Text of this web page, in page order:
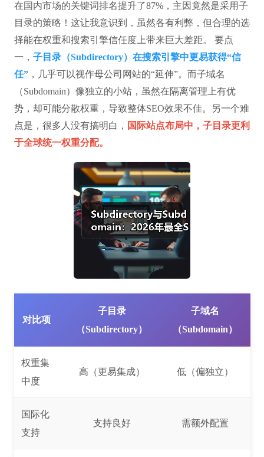
在国内市场的关键词排名提升了87%，主因竟然是采用子
目录的策略！这让我意识到，虽然各有利弊，但合理的选
择能在权重和搜索引擎信任度上带来巨大差距。 要点
一， 子目录（Subdirectory）在搜索引擎中更易获得“信
任”，几乎可以视作母公司网站的“延伸”。而子域名
（Subdomain）像独立的小站，虽然在隔离管理上有优
势，却可能分散权重，导致整体SEO效果不佳。另一个难
点是，很多人没有搞明白， 国际站点布局中，子目录更利
于全球统一权重分配。
对比项
子目录
（Subdirectory）
子域名
（Subdomain）
权重集
中度
高（更易集成） 低（偏独立）
国际化
支持
支持良好 需额外配置